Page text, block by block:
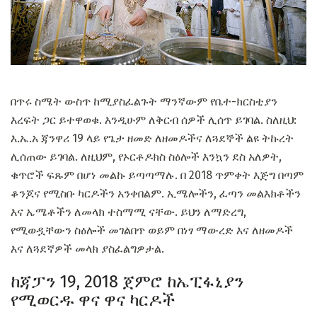
በጥሩ ስሜት ውስጥ ከሚያስፈልጉት ማንኛውም የቤተ-ክርስቲያን
እረፍት ጋር ይተዋወቁ. እንዲሁም ለቅርብ ሰዎች ሊሰጥ ይገባል. ስለዚህ:
እ.ኤ.አ ጃንዋሪ 19 ላይ የጌታ ዘመድ ለዘመዶችና ለጓደኞች ልዩ ትኩረት
ሊሰጠው ይገባል. ለዚህም, የኦርቶዶክስ ስዕሎች እንኳን ደስ አለዎት,
ቁጥሮች ፍጹም በሆነ መልኩ ይጣጣማሉ. በ 2018 ጥምቀት እጅግ በጣም
ቆንጆና የሚስቡ ካርዶችን አንቀበልም. ኢሜሎችን, ፈጣን መልእክቶችን
እና ኤሜቶችን ለመላክ ተስማሚ ናቸው. ይህን ለማድረግ,
የሚወዷቸውን ስዕሎች መገልበጥ ወይም በነፃ ማውረድ እና ለዘመዶች
እና ለጓደኛዎች መላክ ያስፈልግዎታል.
ከጃፓን 19, 2018 ጀምሮ ከኤፒፋኒያን
የሚወርዱ ዋና ዋና ካርዶች